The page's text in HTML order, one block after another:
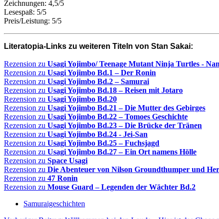
Zeichnungen: 4,5/5
Lesespaß: 5/5
Preis/Leistung: 5/5
Literatopia-Links zu weiteren Titeln von Stan Sakai:
Rezension zu Usagi Yojimbo/ Teenage Mutant Ninja Turtles -
Rezension zu Usagi Yojimbo Bd.1 – Der Ronin
Rezension zu Usagi Yojimbo Bd.2 – Samurai
Rezension zu Usagi Yojimbo Bd.18 – Reisen mit Jotaro
Rezension zu Usagi Yojimbo Bd.20
Rezension zu Usagi Yojimbo Bd.21 – Die Mutter des Gebirges
Rezension zu Usagi Yojimbo Bd.22 – Tomoes Geschichte
Rezension zu Usagi Yojimbo Bd.23 – Die Brücke der Tränen
Rezension zu Usagi Yojimbo Bd.24 - Jei-San
Rezension zu Usagi Yojimbo Bd.25 – Fuchsjagd
Rezension zu Usagi Yojimbo Bd.27 – Ein Ort namens Hölle
Rezension zu Space Usagi
Rezension zu Die Abenteuer von Nilson Groundthumper und
Rezension zu 47 Ronin
Rezension zu Mouse Guard – Legenden der Wächter Bd.2
Samuraigeschichten